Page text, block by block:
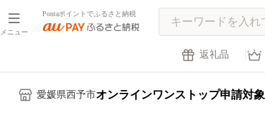
メニュー
Pontaポイントでふるさと納税
返礼品
愛媛県西予市オンラインワンストップ申請対象